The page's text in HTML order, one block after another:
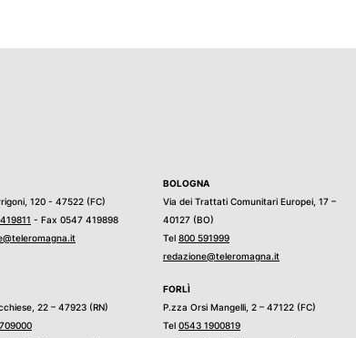
120 - 47522 (FC)
- Fax 0547 419898
BOLOGNA
Via dei Trattati Comunitari Europei, 17 –
40127 (BO)
Tel 800 591999
redazione@teleromagna.it
22 – 47923 (RN)
FORLÌ
P.zza Orsi Mangelli, 2 – 47122 (FC)
Tel 0543 1900819